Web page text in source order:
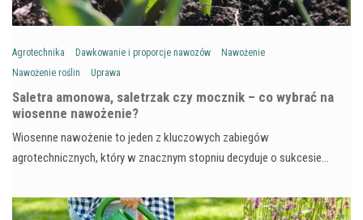
Agrotechnika Dawkowanie i proporcje nawozów
Nawożenie
Nawożenie roślin
Uprawa
Saletra amonowa, saletrzak czy mocznik – co wybrać na
wiosenne nawożenie?
Wiosenne nawożenie to jeden z kluczowych zabiegów
agrotechnicznych, który w znacznym stopniu decyduje o sukcesie…